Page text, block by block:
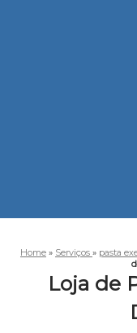
Home » Serviços » pasta
Loja de